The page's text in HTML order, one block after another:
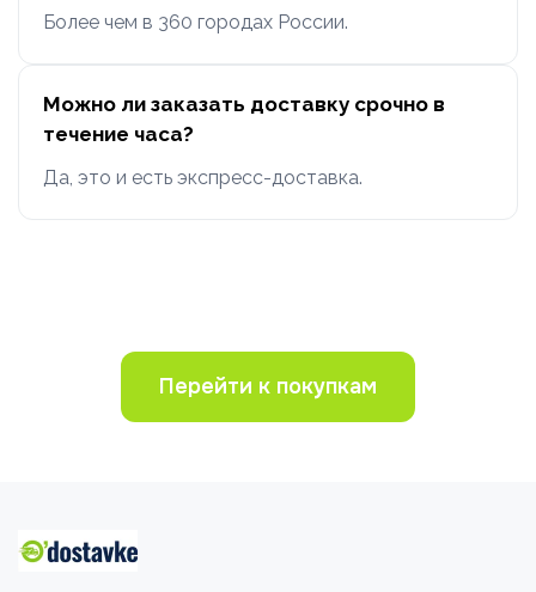
Более чем в 360 городах России.
Можно ли заказать доставку срочно в
течение часа?
Да, это и есть экспресс-доставка.
Перейти к покупкам